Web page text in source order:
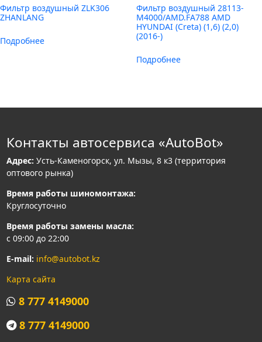
Фильтр воздушный ZLK306
ZHANLANG
Подробнее
Фильтр воздушный 28113-
M4000/AMD.FA788 AMD
HYUNDAI (Creta) (1,6) (2,0)
(2016-)
Подробнее
Контакты автосервиса «AutoBot»
Адрес: Усть-Каменогорск, ул. Мызы, 8 к3 (территория
оптового рынка)
Время работы шиномонтажа:
Круглосуточно
Время работы замены масла:
с 09:00 до 22:00
E-mail: info@autobot.kz
Карта сайта
8 777 4149000
8 777 4149000